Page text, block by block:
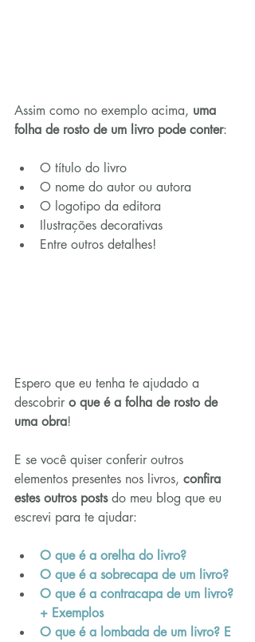
Assim como no exemplo acima, uma
folha de rosto de um livro pode conter:
O título do livro
O nome do autor ou autora
O logotipo da editora
Ilustrações decorativas
Entre outros detalhes!
Espero que eu tenha te ajudado a
descobrir o que é a folha de rosto de
uma obra!
E se você quiser conferir outros
elementos presentes nos livros, confira
estes outros posts do meu blog que eu
escrevi para te ajudar:
O que é a orelha do livro?
O que é a sobrecapa de um livro?
O que é a contracapa de um livro?
+ Exemplos
O que é a lombada de um livro? E